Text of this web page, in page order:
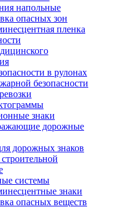
напольные
опасных зон
пленка
в рулонах
безопасности
знаки
дорожные
дорожных знаков
системы
знаки
опасных веществ